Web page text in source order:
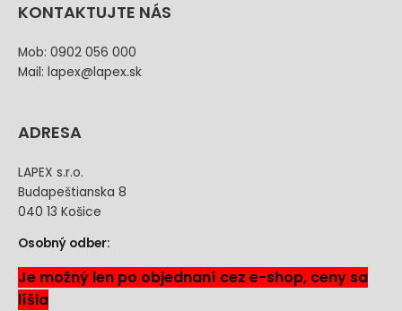
KONTAKTUJTE NÁS
Mob: 0902 056 000
Mail: lapex@lapex.sk
ADRESA
LAPEX s.r.o.
Budapeštianska 8
040 13 Košice
Osobný odber:
Je možný len po objednaní cez e-shop, ceny sa
líšia